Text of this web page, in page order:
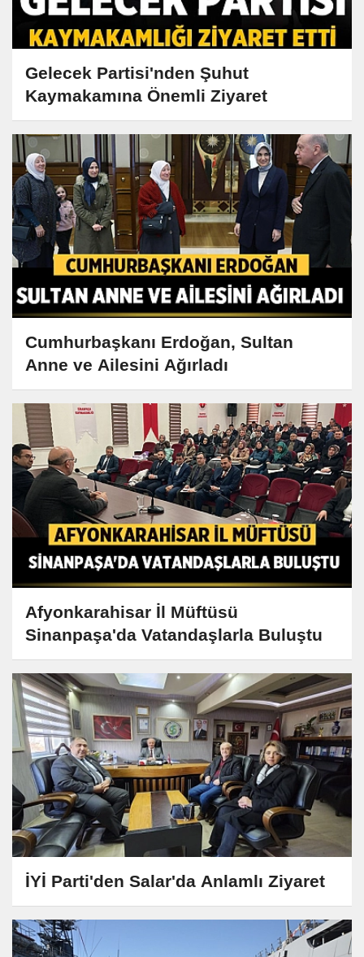
Gelecek Partisi'nden Şuhut
Kaymakamına Önemli Ziyaret
Cumhurbaşkanı Erdoğan, Sultan
Anne ve Ailesini Ağırladı
Afyonkarahisar İl Müftüsü
Sinanpaşa'da Vatandaşlarla Buluştu
İYİ Parti'den Salar'da Anlamlı Ziyaret